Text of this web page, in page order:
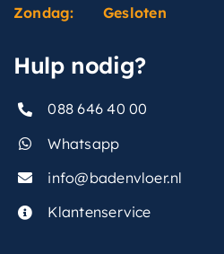
Zondag:
Gesloten
Hulp nodig?
088 646 40 00
Whatsapp
info@badenvloer.nl
Klantenservice